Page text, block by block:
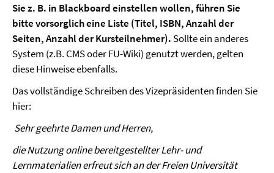
Sie z. B. in Blackboard einstellen wollen, führen Sie
bitte vorsorglich eine Liste (Titel, ISBN, Anzahl der
Seiten, Anzahl der Kursteilnehmer). Sollte ein anderes
System (z.B. CMS oder FU-Wiki) genutzt werden, gelten
diese Hinweise ebenfalls.
Das vollständige Schreiben des Vizepräsidenten finden Sie
hier:
Sehr geehrte Damen und Herren,
die Nutzung online bereitgestellter Lehr- und
Lernmaterialien erfreut sich an der Freien Universität